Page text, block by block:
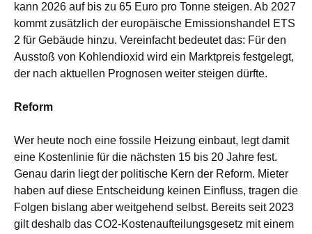
kann 2026 auf bis zu 65 Euro pro Tonne steigen. Ab 2027
kommt zusätzlich der europäische Emissionshandel ETS
2 für Gebäude hinzu. Vereinfacht bedeutet das: Für den
Ausstoß von Kohlendioxid wird ein Marktpreis festgelegt,
der nach aktuellen Prognosen weiter steigen dürfte.
Reform
Wer heute noch eine fossile Heizung einbaut, legt damit
eine Kostenlinie für die nächsten 15 bis 20 Jahre fest.
Genau darin liegt der politische Kern der Reform. Mieter
haben auf diese Entscheidung keinen Einfluss, tragen die
Folgen bislang aber weitgehend selbst. Bereits seit 2023
gilt deshalb das CO2-Kostenaufteilungsgesetz mit einem